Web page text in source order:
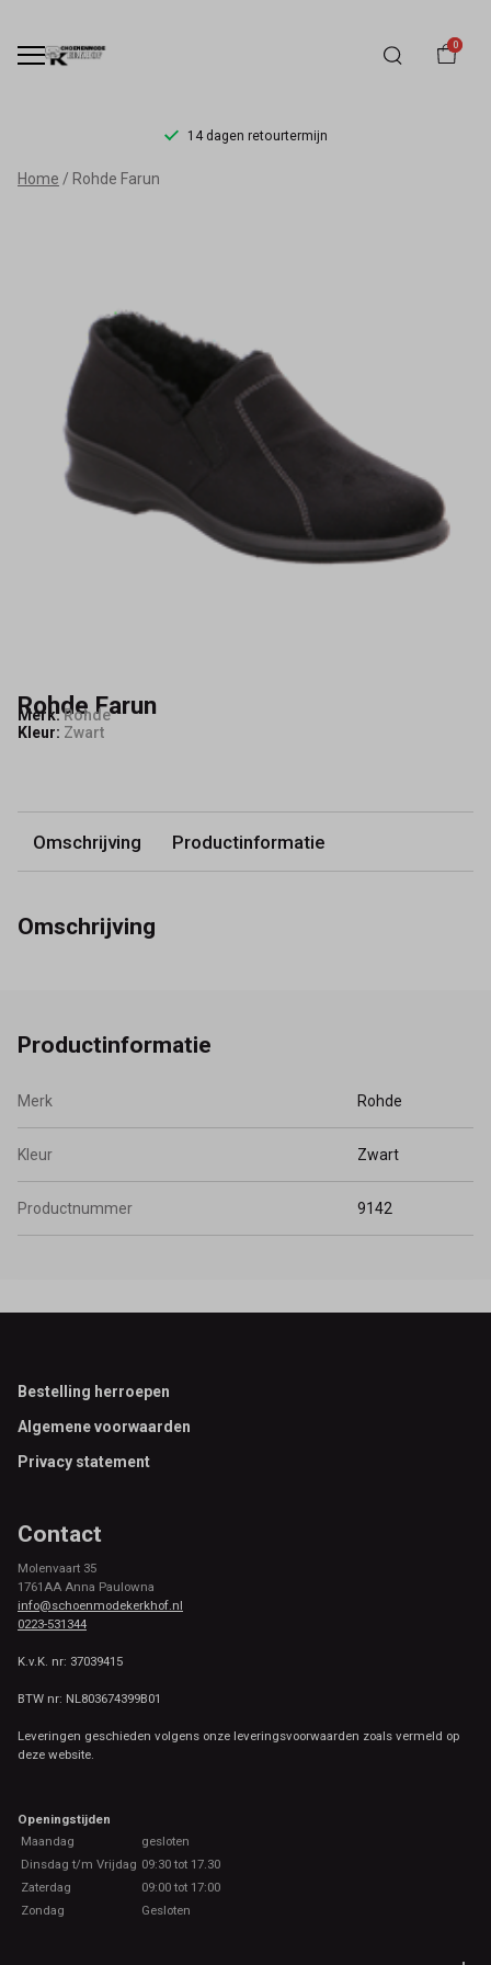
0
14 dagen retourtermijn
Rohde
Schoenmode
Kerkhof
Home Rohde Farun
Rohde Farun
Merk:Rohde
Kleur: Zwart
Omschrijving Productinformatie
Omschrijving
Productinformatie
Merk Rohde
Kleur Zwart
Productnummer 9142
Footer
Bestelling herroepen
Algemene voorwaarden
Privacy statement
Contact
Molenvaart 35
1761AA Anna Paulowna
info@schoenmodekerkhof.nl
0223-531344
K.v.K. nr: 37039415
BTW nr: NL803674399B01
Leveringen geschieden volgens onze leveringsvoorwaarden zoals vermeld op
deze website.
Openingstijden
Maandag
gesloten
Dinsdag t/m Vrijdag 09:30 tot 17.30
Zaterdag
09:00 tot 17:00
Zondag
Gesloten